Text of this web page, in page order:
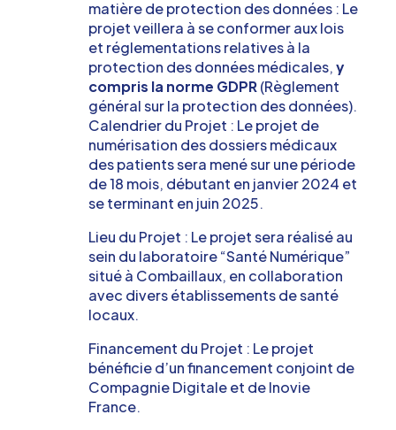
matière de protection des données : Le
projet veillera à se conformer aux lois
et réglementations relatives à la
protection des données médicales,y
compris la norme GDPR(Règlement
général sur la protection des données).
Calendrier du Projet : Le projet de
numérisation des dossiers médicaux
des patients sera mené sur une période
de 18 mois, débutant en janvier 2024 et
se terminant en juin 2025.
Lieu du Projet : Le projet sera réalisé au
sein du laboratoire “Santé Numérique”
situé à Combaillaux, en collaboration
avec divers établissements de santé
locaux.
Financement du Projet : Le projet
bénéficie d’un financement conjoint de
Compagnie Digitale et de Inovie
France.